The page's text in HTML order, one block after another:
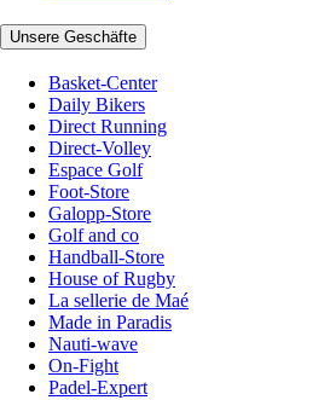
Unsere Geschäfte
Basket-Center
Daily Bikers
Direct Running
Direct-Volley
Espace Golf
Foot-Store
Galopp-Store
Golf and co
Handball-Store
House of Rugby
La sellerie de Maé
Made in Paradis
Nauti-wave
On-Fight
Padel-Expert